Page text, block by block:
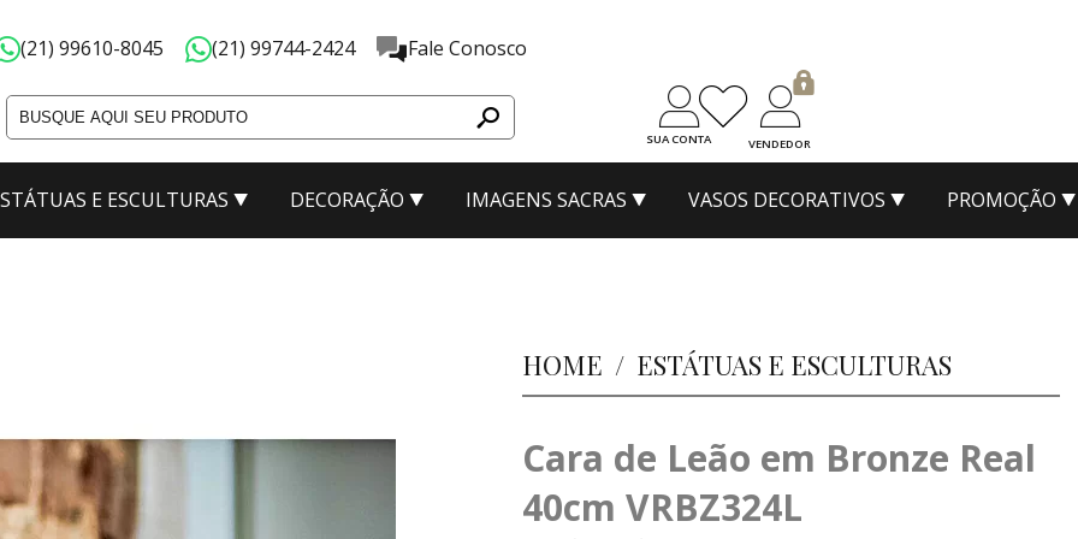
(21) 99610-8045 (21) 99744-2424 Fale Conosco
SUA CONTA VENDEDOR
E ESCULTURAS DECORAÇÃO IMAGENS SACRAS VASOS DECORATIVOS PROMOÇÃO
HOME / ESTÁTUAS E ESCULTURAS
Cara de Leão em Bronze Real
40cm VRBZ324L